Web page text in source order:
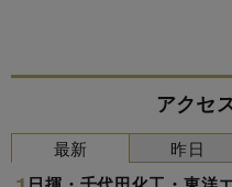
アクセ
最新 昨日